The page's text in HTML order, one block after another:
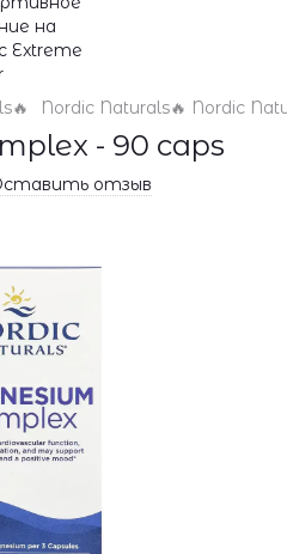
Nordic Naturals🔥 Nordic
- 90 caps
отзыв